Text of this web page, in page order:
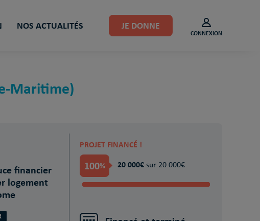
NOS ACTUALITÉS JE DONNE
CONNEXION
Maritime)
financier
logement
PROJET FINANCÉ !
100% 20 000€ sur 20 000€